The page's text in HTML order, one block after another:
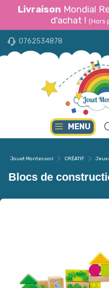
Livraison Mondial
d'achat ! (Hors
0762534878
MENU
Jouet Montessori CRÉATIF Jeux
Blocs de